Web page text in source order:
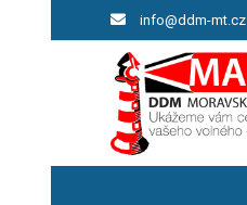
info@ddm-mt.cz